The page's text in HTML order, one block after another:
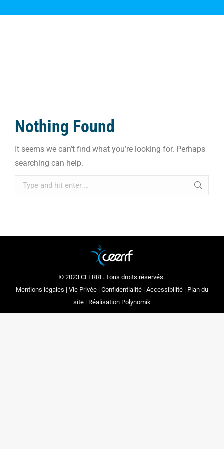
Nothing Found
It seems we can’t find what you’re looking for. Perhaps
searching can help.
Search:
© 2023 CEERRF. Tous droits réservés.
Mentions légales | Vie Privée| Confidentialité| Accessibilité| Plan du
site| Réalisation Polynomik